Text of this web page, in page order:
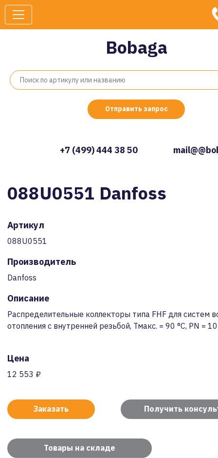
Bobaga
Отправить запрос
+7 (499) 444 38 50
088U0551 Danfoss
Артикул
088U0551
Производитель
Danfoss
Описание
Распределительные коллекторы типа FHF для систем
отопления с внутренней резьбой, Тмакс. = 90 °С, PN =
Цена
12 553 ₽
Заказать Получить
Товары на складе